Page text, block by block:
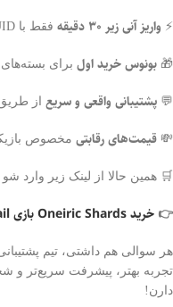
⚡ واریز آنی زیر ۳۰ دقیقه فقط با UID و سرور
🎁 بونوس خرید اول برای
💬 پشتیبانی واقعی و سریع از
💸 قیمت‌های رقابتی مخصوص
🛒 همین حالا از لینک زیر وارد
👉 خرید Oneiric Shards بازی Honkai: Star Rail از واریا شاپ
هر سوالی هم داشتی، تیم
تجربه بهتر، پیشرفت سریع‌تر و
دارن!